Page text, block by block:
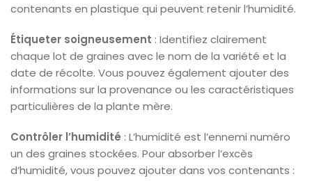
contenants en plastique qui peuvent retenir l’humidité.
Étiqueter soigneusement : Identifiez clairement
chaque lot de graines avec le nom de la variété et la
date de récolte. Vous pouvez également ajouter des
informations sur la provenance ou les caractéristiques
particulières de la plante mère.
Contrôler l’humidité : L’humidité est l’ennemi numéro
un des graines stockées. Pour absorber l’excès
d’humidité, vous pouvez ajouter dans vos contenants :